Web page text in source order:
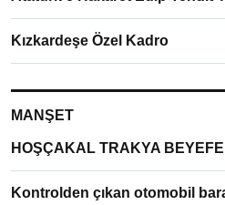
Kızkardeşe Özel Kadro
MANŞET
HOŞÇAKAL TRAKYA
Kontrolden çıkan otomobil